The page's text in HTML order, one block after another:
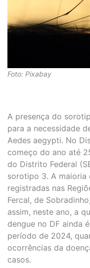
Foto: Pixabay
A presença do
para a necessidade
Aedes aegypti. No
começo do ano até
do Distrito Federal
sorotipo 3. A maioria
registradas nas
Fercal, de
assim, neste ano, a
dengue no DF ainda
período de 2024,
ocorrências da
casos.